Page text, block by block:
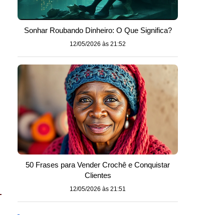
Sonhar Roubando Dinheiro: O Que Significa?
12/05/2026 às 21:52
50 Frases para Vender Crochê e Conquistar
Clientes
12/05/2026 às 21:51